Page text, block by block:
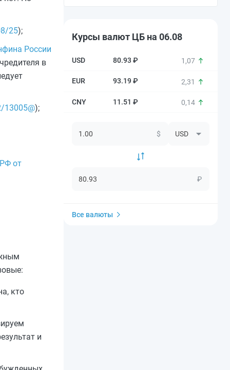
25);
России
в
13005@);
от
кто
и
Курсы валют ЦБ на 06.08
80.93 ₽ 1,07
93.19 ₽ 2,31
11.51 ₽ 0,14
$
₽
Все валюты